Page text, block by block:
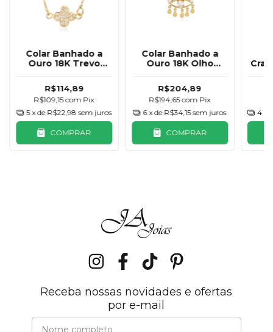
Colar Banhado a
Ouro 18K Trevo
R$114,89
R$109,15com Pix
5 x de R$22,98 sem juros
COMPRAR
Colar Banhado a
Ouro 18K Olho
R$204,89
R$194,65com Pix
6 x de R$34,15 sem juros
COMPRAR
4
Receba nossas novidades e ofertas
por e-mail